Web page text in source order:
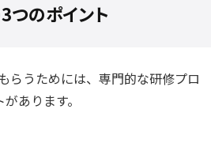
つのポイント
らうためには、専門的な研修プロ
あります。